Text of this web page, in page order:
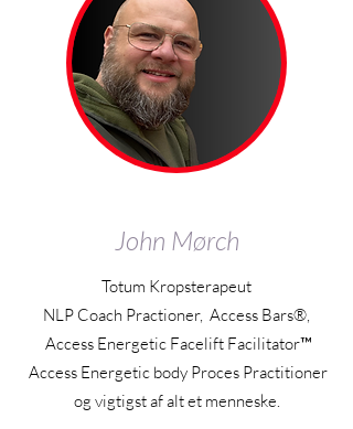
John Mørch
Totum Kropsterapeut
NLP Coach Practioner, Access Bars®,
Access Energetic Facelift Facilitator™
Access Energetic body Proces Practitioner
og vigtigst af alt et menneske.